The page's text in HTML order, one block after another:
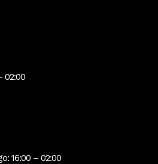
02:00
16:00 – 02:00